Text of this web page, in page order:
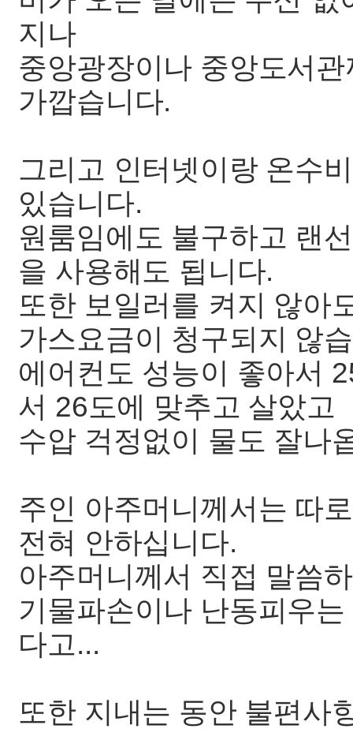
지나
중앙광장이나 중앙도서
가깝습니다.
그리고 인터넷이랑 온수
있습니다.
원룸임에도 불구하고 랜
을 사용해도 됩니다.
또한 보일러를 켜지 않아
가스요금이 청구되지 않
에어컨도 성능이 좋아서
서 26도에 맞추고 살았고
수압 걱정없이 물도 잘나
주인 아주머니께서는 따
전혀 안하십니다.
아주머니께서 직접 말씀
기물파손이나 난동피우
다고...
또한 지내는 동안 불편사